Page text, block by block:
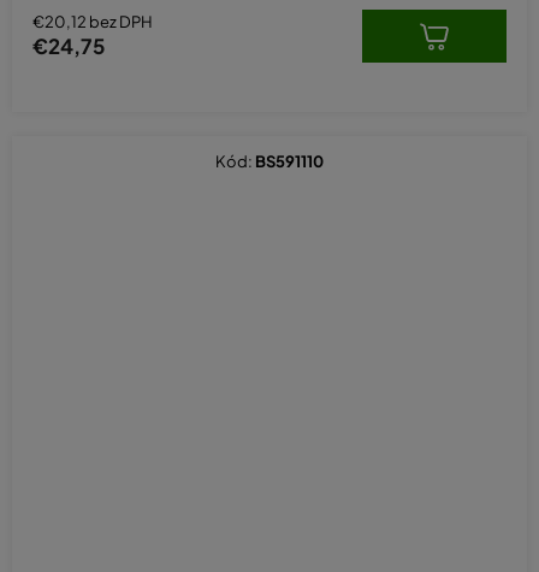
€20,12 bez DPH
€24,75
Kód: BS591110